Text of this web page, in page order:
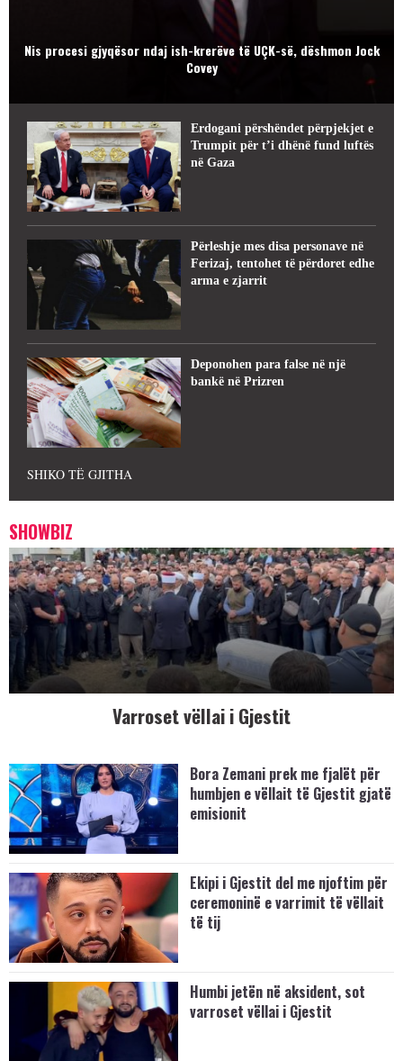
Nis procesi gjyqësor ndaj ish-krerëve të UÇK-së, dëshmon Jock
Covey
Erdogani përshëndet përpjekjet e
Trumpit për t’i dhënë fund luftës
në Gaza
Përleshje mes disa personave në
Ferizaj, tentohet të përdoret edhe
arma e zjarrit
Deponohen para false në një
bankë në Prizren
SHIKO TË GJITHA
SHOWBIZ
Varroset vëllai i Gjestit
Bora Zemani prek me fjalët për
humbjen e vëllait të Gjestit gjatë
emisionit
Ekipi i Gjestit del me njoftim për
ceremoninë e varrimit të vëllait
të tij
Humbi jetën në aksident, sot
varroset vëllai i Gjestit